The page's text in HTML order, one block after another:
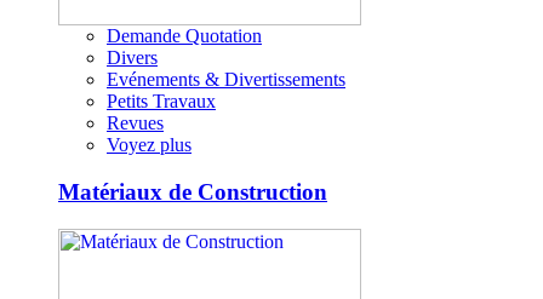
Demande Quotation
Divers
Evénements & Divertissements
Petits Travaux
Revues
Voyez plus
Matériaux de Construction